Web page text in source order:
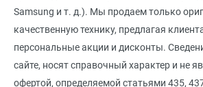
Samsung и т. д.). Мы продаем только
качественную технику, предлагая
персональные акции и дисконты.
сайте, носят справочный характер и не
офертой, определяемой статьями 435,